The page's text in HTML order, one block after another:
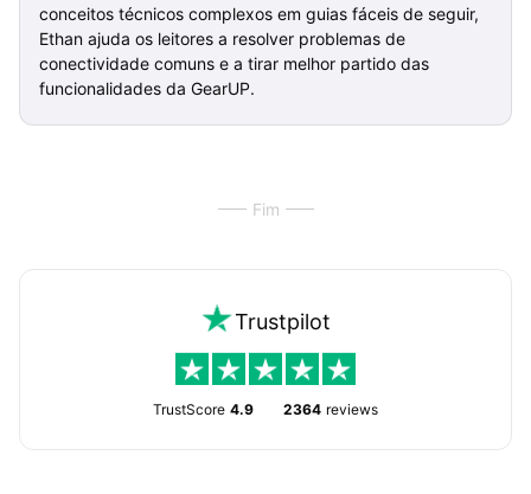
conceitos técnicos complexos em guias fáceis de seguir,
Ethan ajuda os leitores a resolver problemas de
conectividade comuns e a tirar melhor partido das
funcionalidades da GearUP.
Fim
Trustpilot
TrustScore 4.9 2364 reviews